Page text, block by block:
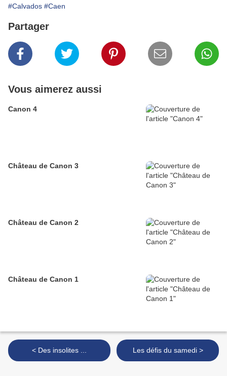
#Calvados #Caen
Partager
Vous aimerez aussi
Canon 4
Château de Canon 3
Château de Canon 2
Château de Canon 1
< Des insolites ... Les défis du samedi >